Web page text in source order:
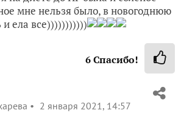
мне нельзя было, в новогоднюю
и ела все)))))))))))
6Спасибо!
2 января 2021, 14:57